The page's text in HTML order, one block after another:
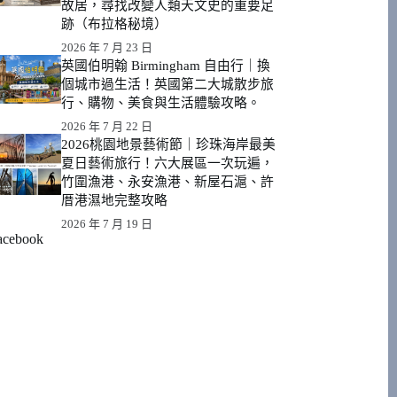
故居，尋找改變人類天文史的重要足
跡（布拉格秘境）
2026 年 7 月 23 日
英國伯明翰 Birmingham 自由行｜換
個城市過生活！英國第二大城散步旅
行、購物、美食與生活體驗攻略。
2026 年 7 月 22 日
2026桃園地景藝術節｜珍珠海岸最美
夏日藝術旅行！六大展區一次玩遍，
竹圍漁港、永安漁港、新屋石滬、許
厝港濕地完整攻略
2026 年 7 月 19 日